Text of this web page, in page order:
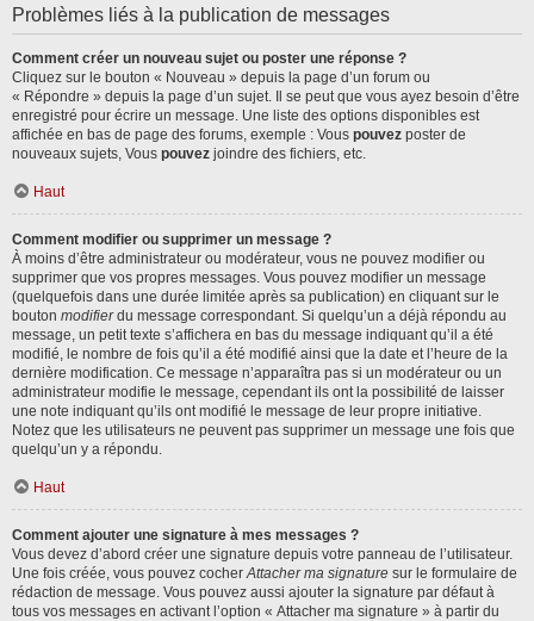
Problèmes liés à la publication de messages
Comment créer un nouveau sujet ou poster une réponse ?
Cliquez sur le bouton « Nouveau » depuis la page d’un forum ou
« Répondre » depuis la page d’un sujet. Il se peut que vous ayez besoin d’être
enregistré pour écrire un message. Une liste des options disponibles est
affichée en bas de page des forums, exemple : Vous pouvez poster de
nouveaux sujets, Vous pouvez joindre des fichiers, etc.
Haut
Comment modifier ou supprimer un message ?
À moins d’être administrateur ou modérateur, vous ne pouvez modifier ou
supprimer que vos propres messages. Vous pouvez modifier un message
(quelquefois dans une durée limitée après sa publication) en cliquant sur le
bouton modifierdu message correspondant. Si quelqu’un a déjà répondu au
message, un petit texte s’affichera en bas du message indiquant qu’il a été
modifié, le nombre de fois qu’il a été modifié ainsi que la date et l’heure de la
dernière modification. Ce message n’apparaîtra pas si un modérateur ou un
administrateur modifie le message, cependant ils ont la possibilité de laisser
une note indiquant qu’ils ont modifié le message de leur propre initiative.
Notez que les utilisateurs ne peuvent pas supprimer un message une fois que
quelqu’un y a répondu.
Haut
Comment ajouter une signature à mes messages ?
Vous devez d’abord créer une signature depuis votre panneau de l’utilisateur.
Une fois créée, vous pouvez cocherAttacher ma signature sur le formulaire de
rédaction de message. Vous pouvez aussi ajouter la signature par défaut à
tous vos messages en activant l’option « Attacher ma signature » à partir du